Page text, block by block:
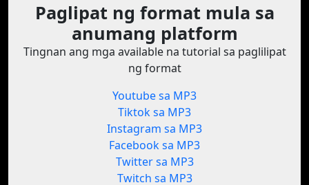
Paglipat ng format mula sa
anumang platform
Tingnan ang mga available na tutorial sa paglilipat
ng format
Youtube sa MP3
Tiktok sa MP3
Instagram sa MP3
Facebook sa MP3
Twitter sa MP3
Twitch sa MP3